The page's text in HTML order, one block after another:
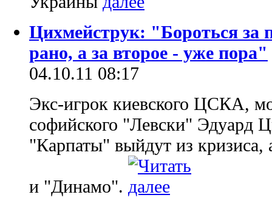
Цихмейструк: "Бороться за
рано, а за второе - уже пора"
04.10.11 08:17
Экс-игрок киевского ЦСКА,
софийского "Левски" Эдуард
"Карпаты" выйдут из
и "Динамо".